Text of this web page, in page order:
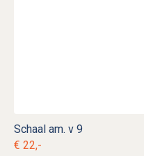
Schaal am. v 9
€ 22,-